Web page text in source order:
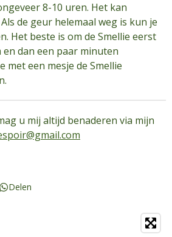
8-10 uren. Het kan
de geur helemaal weg is kun je
Het beste is om de Smellie eerst
dan een paar minuten
met een mesje de Smellie
u mij altijd benaderen via mijn
Delen